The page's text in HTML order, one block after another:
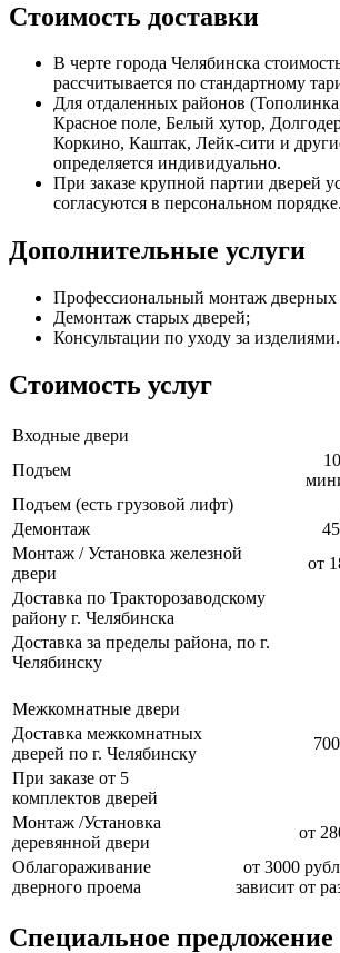
Стоимость доставки
В черте города Челябинска
рассчитывается по стандартному
Для отдаленных районов
Красное поле, Белый хутор,
Коркино, Каштак, Лейк-сити и
определяется индивидуально.
При заказе крупной партии дверей
согласуются в персональном порядке.
Дополнительные услуги
Профессиональный монтаж дверных
Демонтаж старых дверей;
Консультации по уходу за изделиями.
Стоимость услуг
Входные двери
Подъем
Подъем (есть грузовой лифт)
Демонтаж
Монтаж / Установка железной
двери
от
Доставка по Тракторозаводскому
району г. Челябинска
Доставка за пределы района, по г.
Челябинску
Межкомнатные двери
Доставка межкомнатных
дверей по г. Челябинску
При заказе от 5
комплектов дверей
Монтаж /Установка
деревянной двери
от
Облагораживание
дверного проема
от 3000
зависит от
Специальное предложение